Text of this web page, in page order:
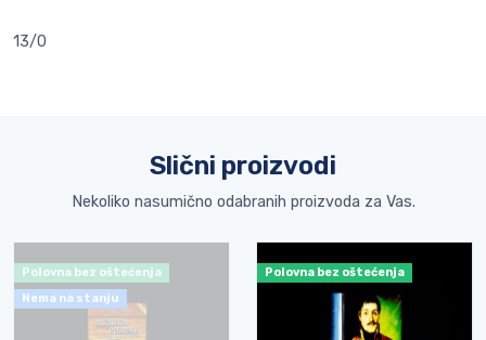
13/0
Slični proizvodi
Nekoliko nasumično odabranih proizvoda za Vas.
Polovna bez oštećenja
Nema na stanju
Polovna bez oštećenja